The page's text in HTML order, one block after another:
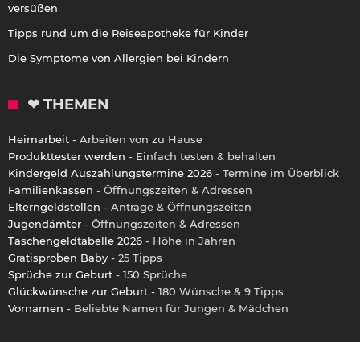
versüßen
Tipps rund um die Reiseapotheke für Kinder
Die Symptome von Allergien bei Kindern
❤ THEMEN
Heimarbeit - Arbeiten von zu Hause
Produkttester werden - Einfach testen & behalten
Kindergeld Auszahlungstermine 2026 - Termine im Überblick
Familienkassen - Öffnungszeiten & Adressen
Elterngeldstellen - Anträge & Öffnungszeiten
Jugendämter - Öffnungszeiten & Adressen
Taschengeldtabelle 2026 - Höhe in Jahren
Gratisproben Baby - 25 Tipps
Sprüche zur Geburt - 150 Sprüche
Glückwünsche zur Geburt - 180 Wünsche & 9 Tipps
Vornamen - Beliebte Namen für Jungen & Mädchen